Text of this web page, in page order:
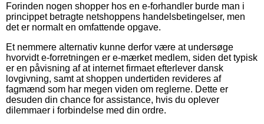
Forinden nogen shopper hos en e-forhandler burde man i
princippet betragte netshoppens handelsbetingelser, men
det er normalt en omfattende opgave.
Et nemmere alternativ kunne derfor være at undersøge
hvorvidt e-forretningen er e-mærket medlem, siden det typisk
er en påvisning af at internet firmaet efterlever dansk
lovgivning, samt at shoppen undertiden revideres af
fagmænd som har megen viden om reglerne. Dette er
desuden din chance for assistance, hvis du oplever
dilemmaer i forbindelse med din ordre.